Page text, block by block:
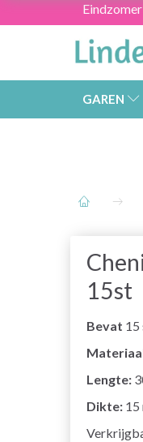
GAREN
15st
Bevat 15
Lengte:
Dikte: 15